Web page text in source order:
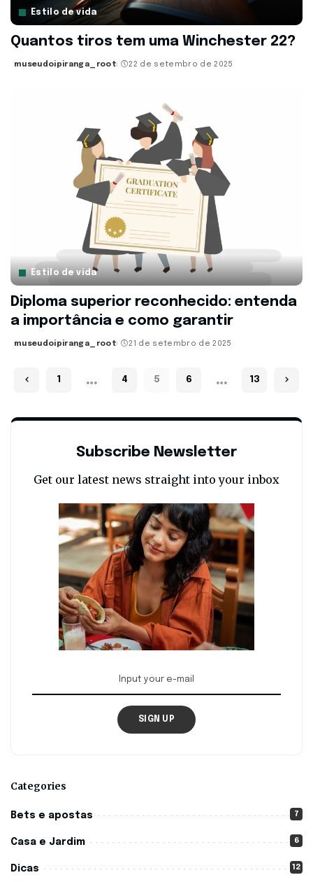
Estilo de vida
Quantos tiros tem uma Winchester 22?
Posted
museudoipiranga_root 22 de setembro de 2025
Estilo de vida
Diploma superior reconhecido: entenda
a importância e como garantir
museudoipiranga_root 21 de setembro de 2025
1 … 4 5 6 … 13
Subscribe Newsletter
Get our latest news straight into your inbox
SIGN UP
Categories
Bets e apostas 7
Casa e Jardim 6
Dicas 12